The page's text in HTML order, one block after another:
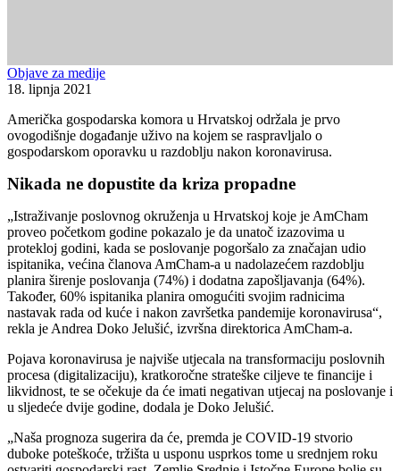
Objave za medije
18. lipnja 2021
Američka gospodarska komora u Hrvatskoj održala je prvo
ovogodišnje događanje uživo na kojem se raspravljalo o
gospodarskom oporavku u razdoblju nakon koronavirusa.
Nikada ne dopustite da kriza propadne
„Istraživanje poslovnog okruženja u Hrvatskoj koje je AmCham
proveo početkom godine pokazalo je da unatoč izazovima u
protekloj godini, kada se poslovanje pogoršalo za značajan udio
ispitanika, većina članova AmCham-a u nadolazećem razdoblju
planira širenje poslovanja (74%) i dodatna zapošljavanja (64%).
Također, 60% ispitanika planira omogućiti svojim radnicima
nastavak rada od kuće i nakon završetka pandemije koronavirusa“,
rekla je Andrea Doko Jelušić, izvršna direktorica AmCham-a.
Pojava koronavirusa je najviše utjecala na transformaciju poslovnih
procesa (digitalizaciju), kratkoročne strateške ciljeve te financije i
likvidnost, te se očekuje da će imati negativan utjecaj na poslovanje i
u sljedeće dvije godine, dodala je Doko Jelušić.
„Naša prognoza sugerira da će, premda je COVID-19 stvorio
duboke poteškoće, tržišta u usponu usprkos tome u srednjem roku